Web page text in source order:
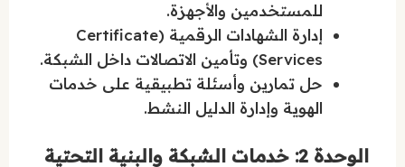
للمستخدمين والأجهزة.
إدارة الشهادات الرقمية (Certificate
Services) وتأمين الاتصالات داخل الشبكة.
حل تمارين وأسئلة تطبيقية على خدمات
الهوية وإدارة الدليل النشط.
الوحدة 2: خدمات الشبكة والبنية التحتية